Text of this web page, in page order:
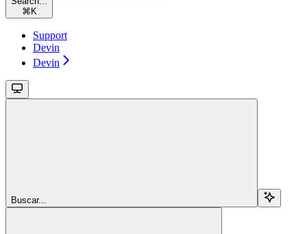
⌘ K
Support
Devin
Devin
Buscar...